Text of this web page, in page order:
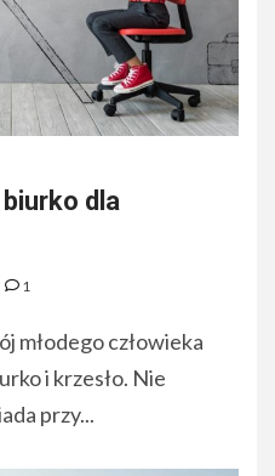
dla
1
młodego człowieka
i krzesło. Nie
przy...